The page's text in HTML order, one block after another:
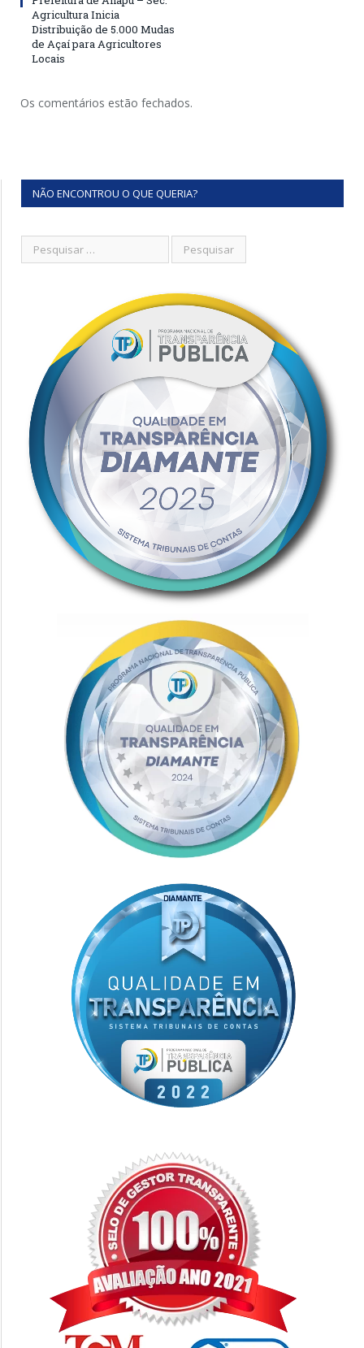
Agricultura Inicia
Distribuição de 5.000 Mudas
de Açaí para Agricultores
Locais
Os comentários estão fechados.
NÃO ENCONTROU O QUE QUERIA?